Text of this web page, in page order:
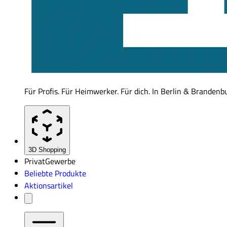
Für Profis. Für Heimwerker. Für dich. In Berlin &
3D Shopping
PrivatGewerbe
Beliebte Produkte
Aktionsartikel